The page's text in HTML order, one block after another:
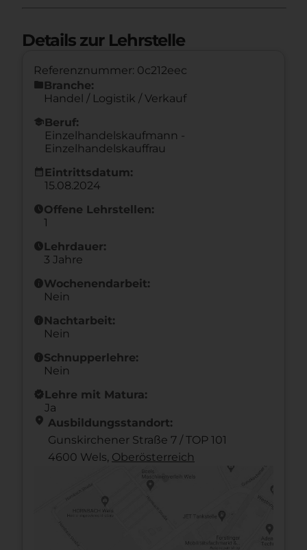
Details zur Lehrstelle
Referenznummer: 0c212eec
folderBranche:
Handel / Logistik / Verkauf
schoolBeruf:
Einzelhandelskaufmann -
Einzelhandelskauffrau
calendar_month Eintrittsdatum:
15.08.2024
scheduleOffene Lehrstellen:
1
scheduleLehrdauer:
3 Jahre
infoWochenendarbeit:
Nein
infoNachtarbeit:
Nein
infoSchnupperlehre:
Nein
new_releasesLehre mit Matura:
Ja
location_on Ausbildungsstandort:
Gunskirchener Straße 7 / TOP 101
4600 Wels, Ober­österreich